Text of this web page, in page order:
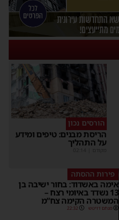
הורסים נכון
הריסת מבנים: טיפים ומידע
על התהליך
מקודם
פירות ההסתה
אימה באשדוד: בחור ישיבה בן
13 נשדד באיומי רצח –
המשטרה הקימה צח”מ
מנחם דויטש 22:32